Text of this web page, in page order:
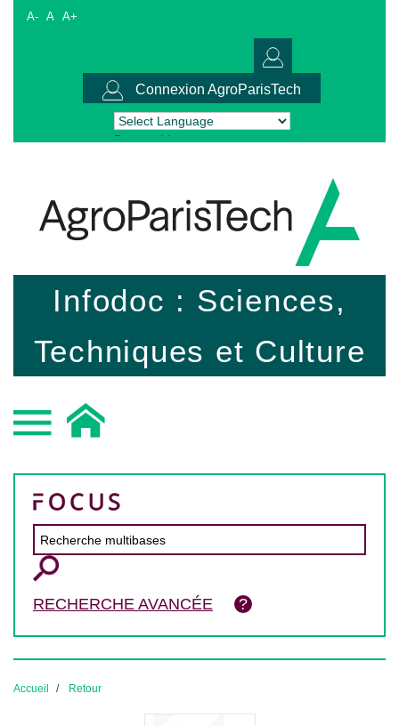
A- A A+
Connexion AgroParisTech
Powered by Translate
Infodoc : Sciences,
Techniques et Culture
RECHERCHE AVANCÉE
Accueil Retour